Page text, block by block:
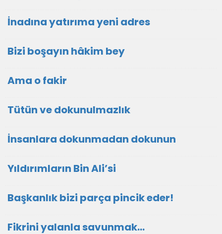
İnadına yatırıma yeni adres
Bizi boşayın hâkim bey
Ama o fakir
Tütün ve dokunulmazlık
İnsanlara dokunmadan dokunun
Yıldırımların Bin Ali’si
Başkanlık bizi parça pincik eder!
Fikrini yalanla savunmak…